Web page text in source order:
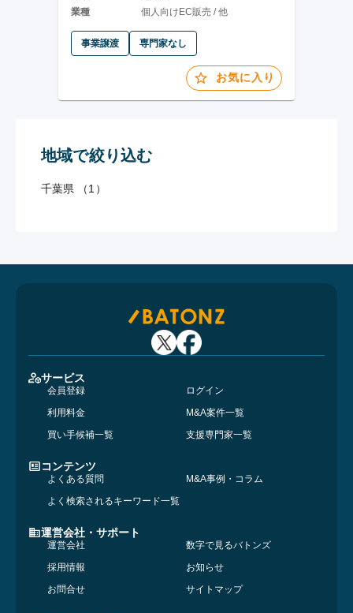
業種
個人向けEC販売 / 他
事業譲渡 専門家なし
お気に入り
地域で絞り込む
千葉県 （1）
サービス
会員登録
ログイン
利用料金
M&A案件一覧
買い手候補一覧
支援専門家一覧
コンテンツ
よくある質問
M&A事例・コラム
よく検索されるキーワード一覧
運営会社・サポート
運営会社
数字で見るバトンズ
採用情報
お知らせ
お問合せ
サイトマップ